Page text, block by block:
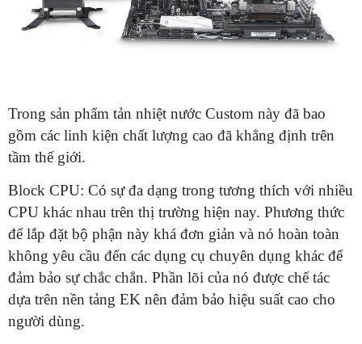
Trong sản phẩm tản nhiệt nước Custom này đã bao
gồm các linh kiện chất lượng cao đã khẳng định trên
tầm thế giới.
Block CPU: Có sự đa dạng trong tương thích với nhiều
CPU khác nhau trên thị trường hiện nay. Phương thức
để lắp đặt bộ phận này khá đơn giản và nó hoàn toàn
không yêu cầu đến các dụng cụ chuyên dụng khác để
đảm bảo sự chắc chắn. Phần lõi của nó được chế tác
dựa trên nền tảng EK nên đảm bảo hiệu suất cao cho
người dùng.